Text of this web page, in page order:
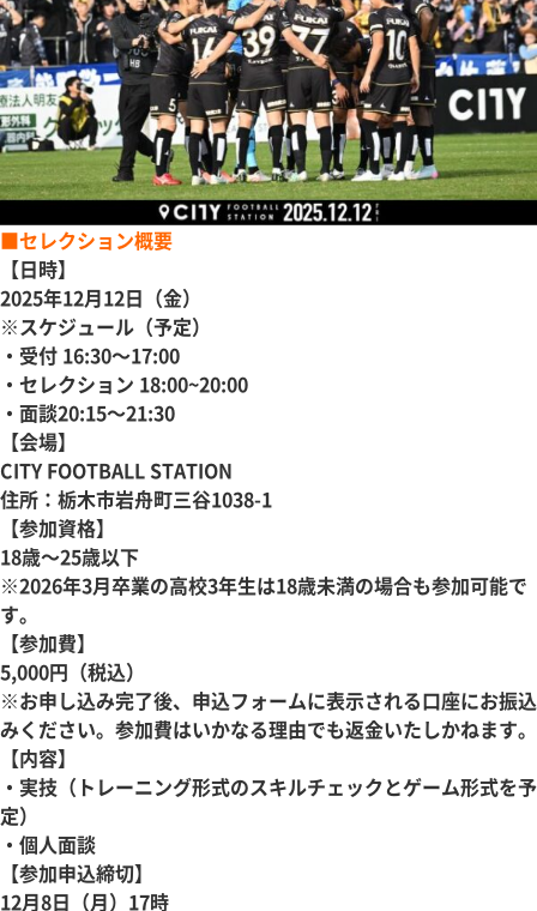
■セレクション概要
【日時】
2025年12月12日（金）
※スケジュール（予定）
・受付 16:30～17:00
・セレクション 18:00~20:00
・面談20:15～21:30
【会場】
CITY FOOTBALL STATION
住所：栃木市岩舟町三谷1038-1
【参加資格】
18歳～25歳以下
※2026年3月卒業の高校3年生は18歳未満の場合も参加可能で
す。
【参加費】
5,000円（税込）
※お申し込み完了後、申込フォームに表示される口座にお振込
みください。参加費はいかなる理由でも返金いたしかねます。
【内容】
・実技（トレーニング形式のスキルチェックとゲーム形式を予
定）
・個人面談
【参加申込締切】
12月8日（月）17時